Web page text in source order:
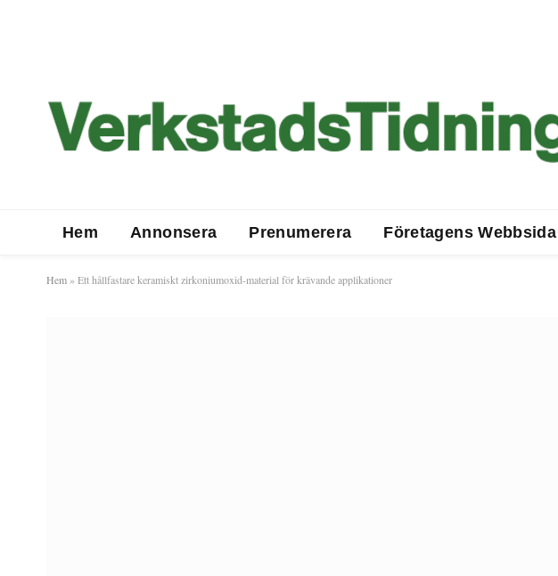
Hem Annonsera Prenumerera Företagens Webbsida
Hem » Ett hållfastare keramiskt zirkoniumoxid-material för krävande applikationer